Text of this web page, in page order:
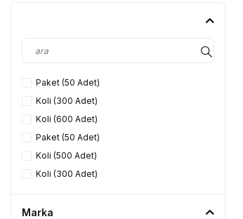
Paket (50 Adet)
Koli (300 Adet)
Koli (600 Adet)
Paket (50 Adet)
Koli (500 Adet)
Koli (300 Adet)
Marka